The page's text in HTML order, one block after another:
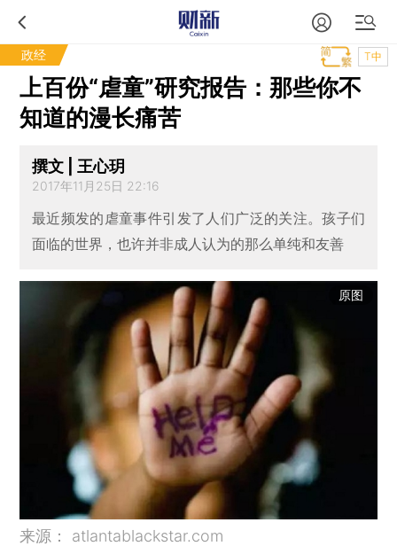
政经 T中
上百份“虐童”研究报告：那些你不
知道的漫长痛苦
撰文 | 王心玥
2017年11月25日 22:16
最近频发的虐童事件引发了人们广泛的关注。孩子们
面临的世界，也许并非成人认为的那么单纯和友善
原图
来源： atlantablackstar.com